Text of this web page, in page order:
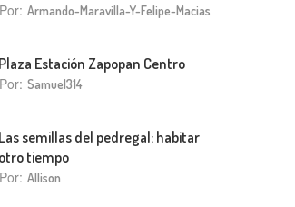
Por: Armando-Maravilla-Y-Felipe-Macias
Plaza Estación Zapopan Centro
Por: Samuel314
Las semillas del pedregal: habitar
otro tiempo
Por: Allison